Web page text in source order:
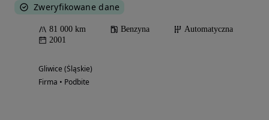
Zweryfikowane dane
81 000 km Benzyna
Automatyczna
2001
Gliwice (Śląskie)
Firma • Podbite